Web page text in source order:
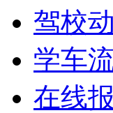
驾校
学车
在线